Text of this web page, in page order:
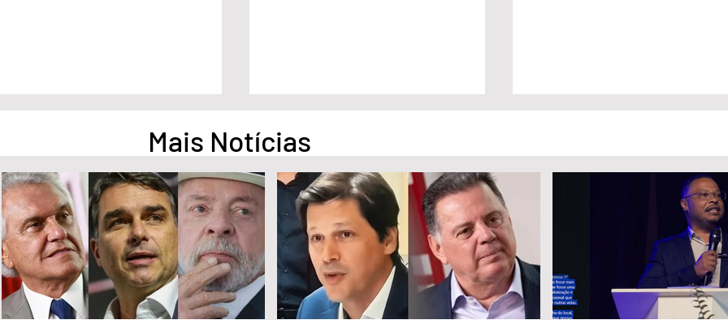
Pesquisa aponta empate
técnico entre Ronaldo Caiado
e Flávio Bolsonaro em Goiás
Pesquisa aponta Daniel Vilela
na liderança da disputa pelo
Governo de Goiás
Marido é condenado a 30 anos
por matar esposa doente a
facada em GO
Mais Notícias